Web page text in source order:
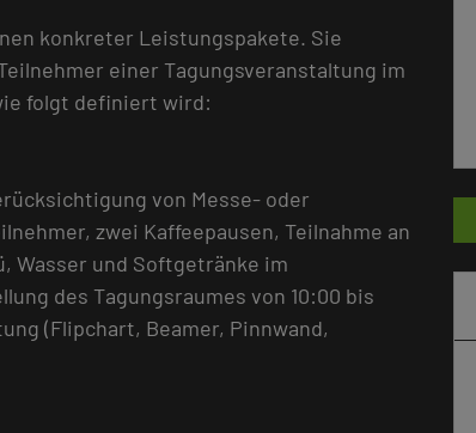
konkreter Leistungspakete. Sie
einer Tagungsveranstaltung im
folgt definiert wird:
von Messe- oder
zwei Kaffeepausen, Teilnahme an
Wasser und Softgetränke im
des Tagungsraumes von 10:00 bis
(Flipchart, Beamer, Pinnwand,